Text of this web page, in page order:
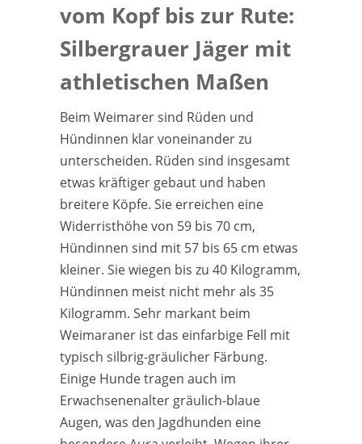
vom Kopf bis zur Rute:
Silbergrauer Jäger mit
athletischen Maßen
Beim Weimarer sind Rüden und
Hündinnen klar voneinander zu
unterscheiden. Rüden sind insgesamt
etwas kräftiger gebaut und haben
breitere Köpfe. Sie erreichen eine
Widerristhöhe von 59 bis 70 cm,
Hündinnen sind mit 57 bis 65 cm etwas
kleiner. Sie wiegen bis zu 40 Kilogramm,
Hündinnen meist nicht mehr als 35
Kilogramm. Sehr markant beim
Weimaraner ist das einfarbige Fell mit
typisch silbrig-gräulicher Färbung.
Einige Hunde tragen auch im
Erwachsenenalter gräulich-blaue
Augen, was den Jagdhunden eine